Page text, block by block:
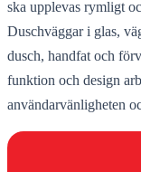
ska upplevas rymligt
Duschväggar i glas,
dusch, handfat och
funktion och design
användarvänligheten